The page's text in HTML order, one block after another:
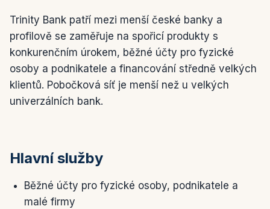
Trinity Bank patří mezi menší české banky a
profilově se zaměřuje na spořicí produkty s
konkurenčním úrokem, běžné účty pro fyzické
osoby a podnikatele a financování středně velkých
klientů. Pobočková síť je menší než u velkých
univerzálních bank.
Hlavní služby
Běžné účty pro fyzické osoby, podnikatele a
malé firmy